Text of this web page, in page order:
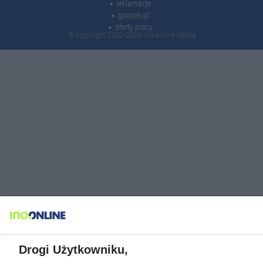
reklamacje
gowork.pl
oferty pracy
© copyright 2000-2026 Ino-online Media
Drogi Użytkowniku,